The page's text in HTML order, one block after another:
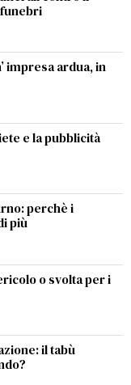
impresa ardua, in
e la pubblicità
perchè i
più
o svolta per i
il tabù